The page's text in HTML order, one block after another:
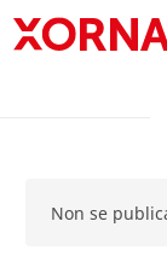
Non se